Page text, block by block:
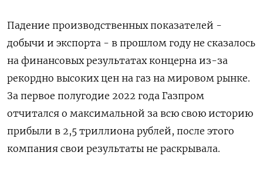
Падение производственных показателей -
добычи и экспорта - в прошлом году не сказалось
на финансовых результатах концерна из-за
рекордно высоких цен на газ на мировом рынке.
За первое полугодие 2022 года Газпром
отчитался о максимальной за всю свою историю
прибыли в 2,5 триллиона рублей, после этого
компания свои результаты не раскрывала.